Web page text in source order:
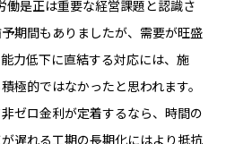
働是正は重要な経営課題と認識さ
期間もありましたが、需要が旺盛
力低下に直結する対応には、施
極的ではなかったと思われます。
ゼロ金利が定着するなら、時間の
遅れる工期の長期化にはより抵抗